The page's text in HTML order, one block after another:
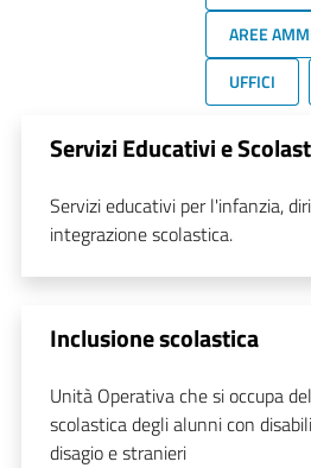
AREE
UFFICI
Servizi Educativi e
Servizi educativi per l'infanzia,
integrazione scolastica.
Inclusione scolastica
Unità Operativa che si occupa
scolastica degli alunni con
disagio e stranieri